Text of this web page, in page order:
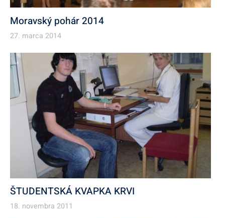
Moravský pohár 2014
27. marca 2014
ŠTUDENTSKÁ KVAPKA KRVI
18. novembra 2011